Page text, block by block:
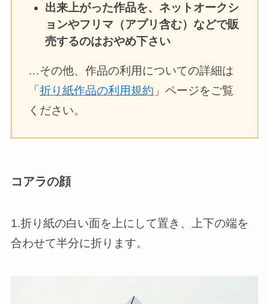
出来上がった作品を、ネットオークシ
ョンやフリマ（アプリ含む）などで販
売するのはおやめ下さい
…その他、作品の利用についての詳細は
「折り紙作品の利用規約 」ページをご覧
ください。
コアラの顔
1.折り紙の白い面を上にして置き、上下の端を
合わせて半分に折ります。